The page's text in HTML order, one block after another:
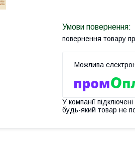
повернення товару
У компанії
будь-який товар не